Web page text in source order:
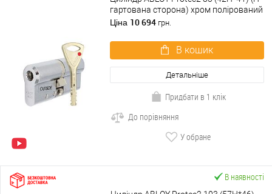
гартована сторона) хром полірований
Ціна 10 694 грн.
В кошик
Детальніше
Придбати в 1 клік
До порівняння
У обране
В наявності